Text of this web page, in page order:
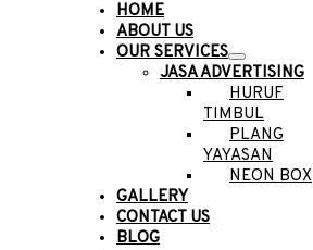
HOME
ABOUT US
OUR SERVICES
JASA ADVERTISING
HURUF
TIMBUL
PLANG
YAYASAN
NEON BOX
GALLERY
CONTACT US
BLOG